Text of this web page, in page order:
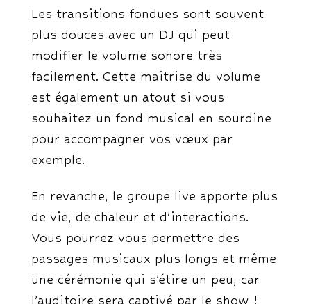
Les transitions fondues sont souvent
plus douces avec un DJ qui peut
modifier le volume sonore très
facilement. Cette maitrise du volume
est également un atout si vous
souhaitez un fond musical en sourdine
pour accompagner vos vœux par
exemple.
En revanche, le groupe live apporte plus
de vie, de chaleur et d’interactions.
Vous pourrez vous permettre des
passages musicaux plus longs et même
une cérémonie qui s’étire un peu, car
l’auditoire sera captivé par le show !